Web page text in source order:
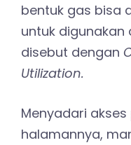
bentuk gas bisa
untuk digunakan
disebut dengan
Utilization.
Menyadari
halamannya,